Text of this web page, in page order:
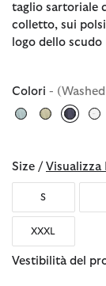
taglio sartoriale
colletto, sui
logo dello
Colori -
Size / Visualizza
S
XXXL
Vestibilità del